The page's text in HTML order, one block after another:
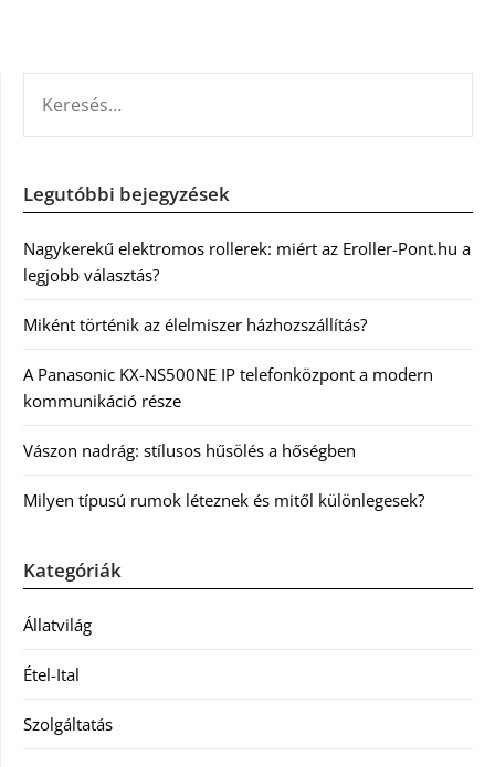
Legutóbbi bejegyzések
Nagykerekű elektromos rollerek: miért az Eroller-Pont.hu a
legjobb választás?
Miként történik az élelmiszer házhozszállítás?
A Panasonic KX-NS500NE IP telefonközpont a modern
kommunikáció része
Vászon nadrág: stílusos hűsölés a hőségben
Milyen típusú rumok léteznek és mitől különlegesek?
Kategóriák
Állatvilág
Étel-Ital
Szolgáltatás